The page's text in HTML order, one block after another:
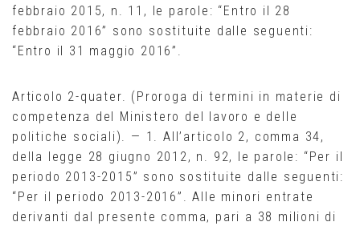
febbraio 2015, n. 11, le parole: “Entro il 28
febbraio 2016” sono sostituite dalle seguenti:
“Entro il 31 maggio 2016”.
Articolo 2-quater. (Proroga di termini in materie di
competenza del Ministero del lavoro e delle
politiche sociali). — 1. All’articolo 2, comma 34,
della legge 28 giugno 2012, n. 92, le parole: “Per il
periodo 2013-2015” sono sostituite dalle seguenti:
“Per il periodo 2013-2016”. Alle minori entrate
derivanti dal presente comma, pari a 38 milioni di